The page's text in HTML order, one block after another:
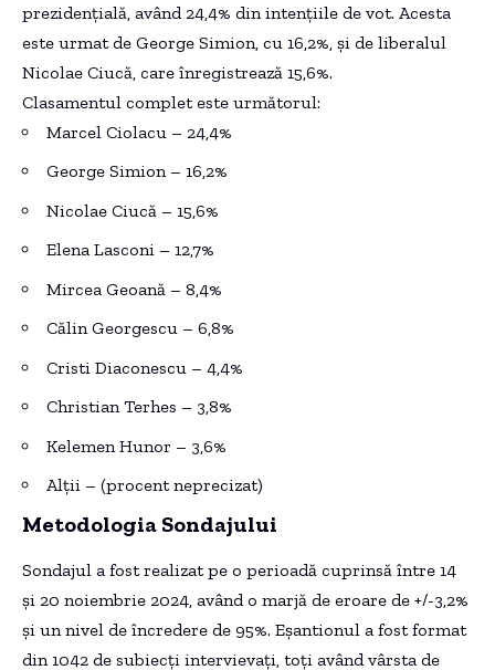
prezidențială, având 24,4% din intențiile de vot. Acesta
este urmat de George Simion, cu 16,2%, și de liberalul
Nicolae Ciucă, care înregistrează 15,6%.
Clasamentul complet este următorul:
Marcel Ciolacu – 24,4%
George Simion – 16,2%
Nicolae Ciucă – 15,6%
Elena Lasconi – 12,7%
Mircea Geoană – 8,4%
Călin Georgescu – 6,8%
Cristi Diaconescu – 4,4%
Christian Terhes – 3,8%
Kelemen Hunor – 3,6%
Alții – (procent neprecizat)
Metodologia Sondajului
Sondajul a fost realizat pe o perioadă cuprinsă între 14
și 20 noiembrie 2024, având o marjă de eroare de +/-3,2%
și un nivel de încredere de 95%. Eșantionul a fost format
din 1042 de subiecți intervievați, toți având vârsta de